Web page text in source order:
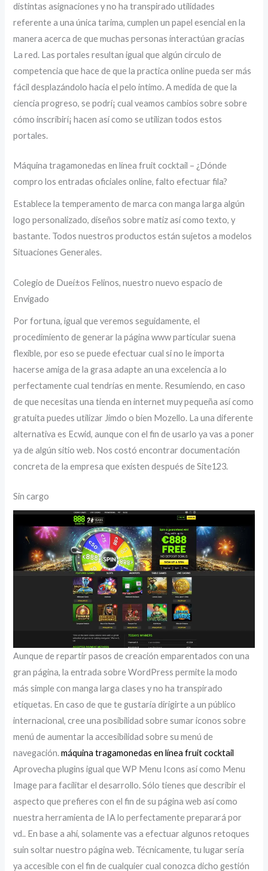
distintas asignaciones y no ha transpirado utilidades
referente a una única tarima, cumplen un papel esencial en la
manera acerca de que muchas personas interactúan gracias
La red. Las portales resultan igual que algún círculo de
competencia que hace de que la practica online pueda ser más
fácil desplazándolo hacia el pelo intimo. A medida de que la
ciencia progreso, se podrí¡ cual veamos cambios sobre sobre
cómo inscribirí¡ hacen así­ como se utilizan todos estos
portales.
Máquina tragamonedas en línea fruit cocktail – ¿Dónde
compro los entradas oficiales online, falto efectuar fila?
Establece la temperamento de marca con manga larga algún
logo personalizado, diseños sobre matiz así­ como texto, y
bastante. Todos nuestros productos están sujetos a modelos
Situaciones Generales.
Colegio de Dueí±os Felinos, nuestro nuevo espacio de
Envigado
Por fortuna, igual que veremos seguidamente, el
procedimiento de generar la página www particular suena
flexible, por eso se puede efectuar cual si no le importa
hacerse amiga de la grasa adapte an una excelencia a lo
perfectamente cual tendrí­as en mente. Resumiendo, en caso
de que necesitas una tienda en internet muy pequeña así­ como
gratuita puedes utilizar Jimdo o bien Mozello. La una diferente
alternativa es Ecwid, aunque con el fin de usarlo ya vas a poner
ya de algún sitio web. Nos costó encontrar documentación
concreta de la empresa que existen después de Site123.
Sin cargo
Aunque de repartir pasos de creación emparentados con una
gran página, la entrada sobre WordPress permite la modo
más simple con manga larga clases y no ha transpirado
etiquetas. En caso de que te gustaría dirigirte a un público
internacional, cree una posibilidad sobre sumar iconos sobre
menú de aumentar la accesibilidad sobre su menú de
navegación.máquina tragamonedas en línea fruit cocktail
Aprovecha plugins igual que WP Menu Icons así­ como Menu
Image para facilitar el desarrollo. Sólo tienes que describir el
aspecto que prefieres con el fin de su página web así­ como
nuestra herramienta de IA lo perfectamente preparará por
vd.. En base a ahí, solamente vas a efectuar algunos retoques
suin soltar nuestro página web. Técnicamente, tu lugar serí­a
ya accesible con el fin de cualquier cual conozca dicho gestión